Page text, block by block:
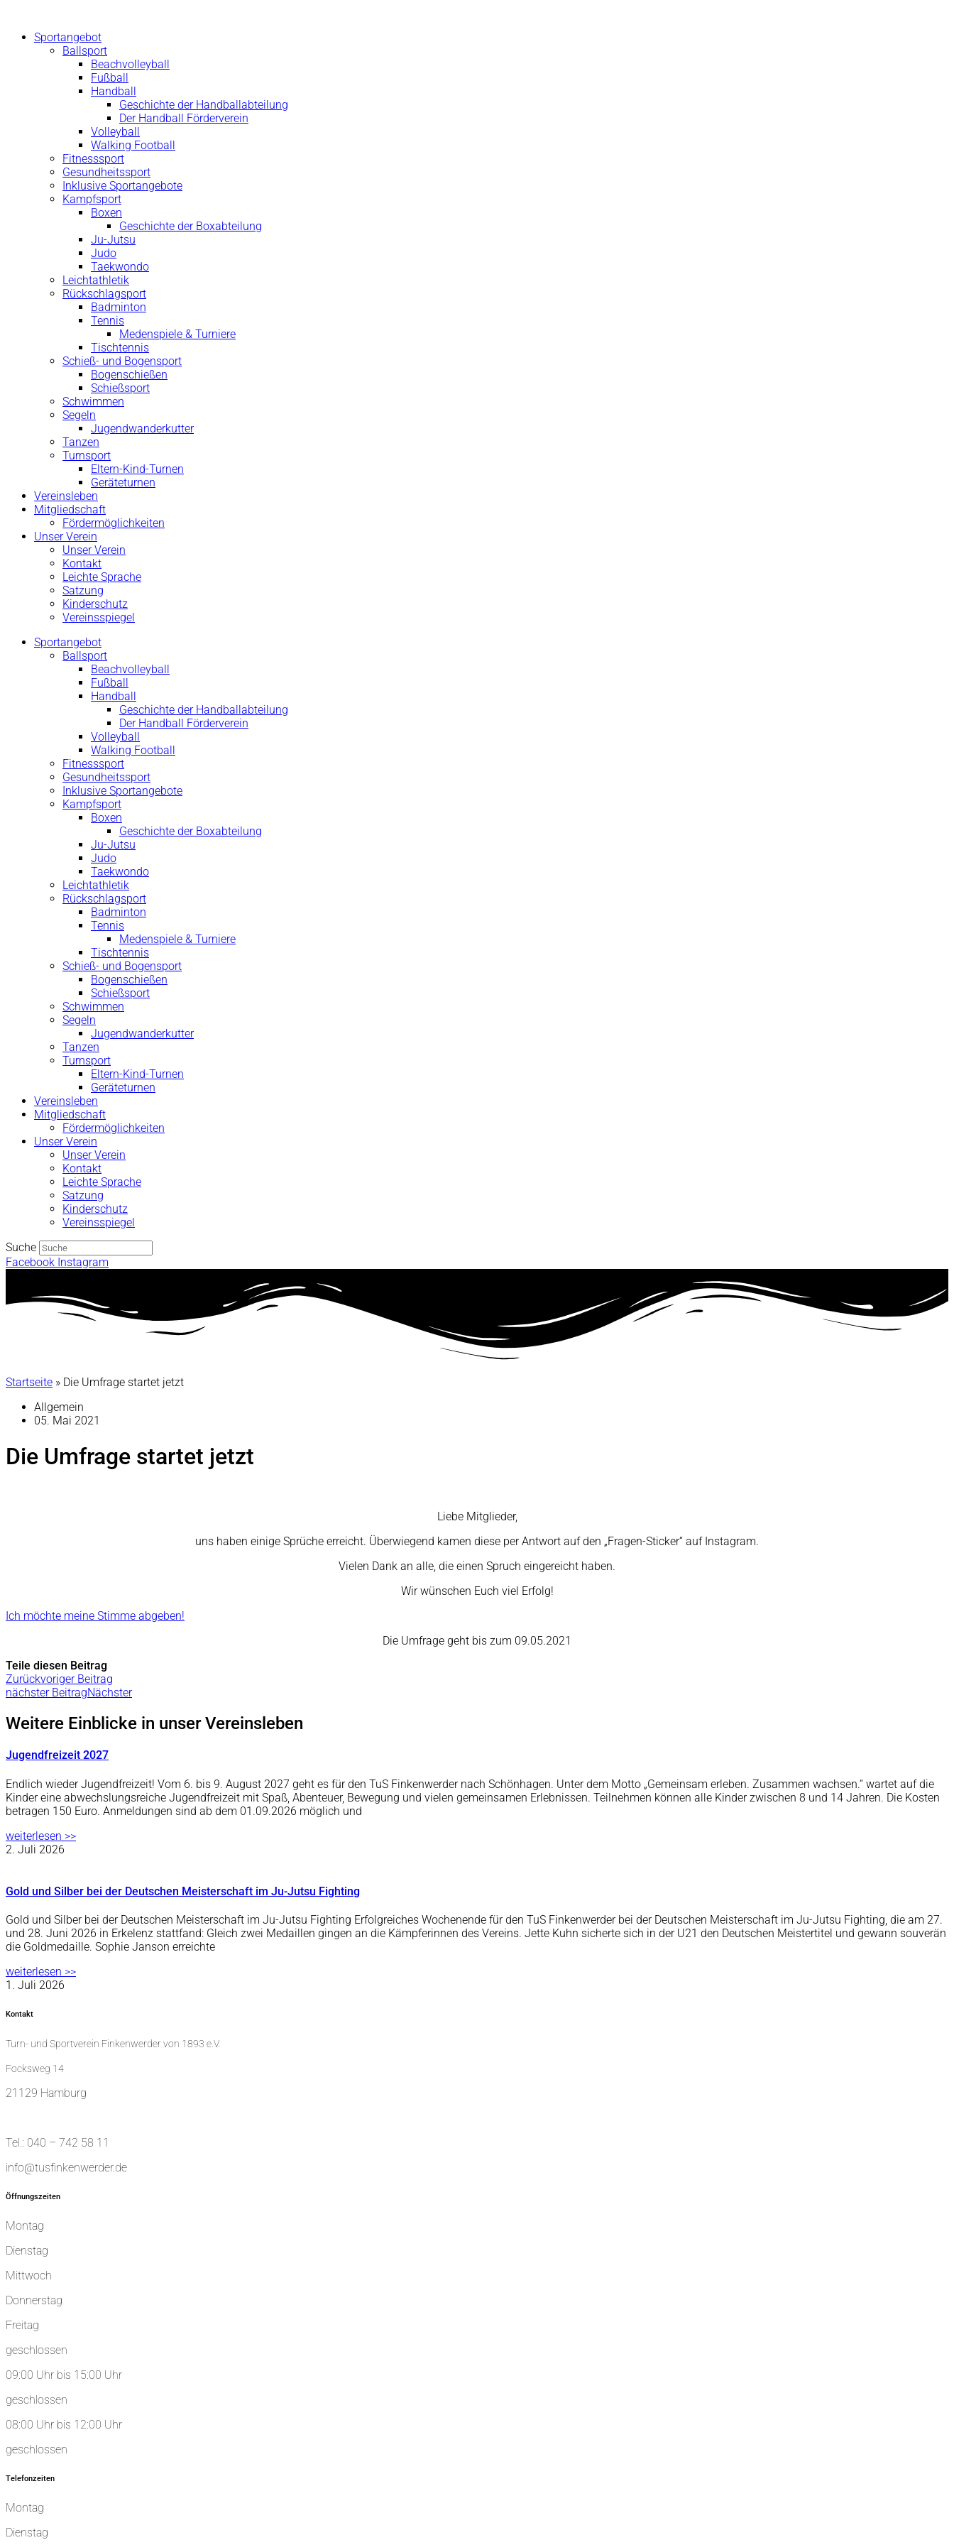
springenSportangebot
Ballsport
Beachvolleyball
Fußball
Handball
Geschichte der Handballabteilung
Der Handball Förderverein
Volleyball
Walking Football
Fitnesssport
Gesundheitssport
Inklusive Sportangebote
Kampfsport
Boxen
Geschichte der Boxabteilung
Ju-Jutsu
Judo
Taekwondo
Leichtathletik
Rückschlagsport
Badminton
Tennis
Medenspiele & Turniere
Tischtennis
Schieß- und Bogensport
Bogenschießen
Schießsport
Schwimmen
Segeln
Jugendwanderkutter
Tanzen
Turnsport
Eltern-Kind-Turnen
Geräteturnen
Vereinsleben
Mitgliedschaft
Fördermöglichkeiten
Unser Verein
Unser Verein
Kontakt
Leichte Sprache
Satzung
Kinderschutz
Vereinsspiegel
Sportangebot
Ballsport
Beachvolleyball
Fußball
Handball
Geschichte der Handballabteilung
Der Handball Förderverein
Volleyball
Walking Football
Fitnesssport
Gesundheitssport
Inklusive Sportangebote
Kampfsport
Boxen
Geschichte der Boxabteilung
Ju-Jutsu
Judo
Taekwondo
Leichtathletik
Rückschlagsport
Badminton
Tennis
Medenspiele & Turniere
Tischtennis
Schieß- und Bogensport
Bogenschießen
Schießsport
Schwimmen
Segeln
Jugendwanderkutter
Tanzen
Turnsport
Eltern-Kind-Turnen
Geräteturnen
Vereinsleben
Mitgliedschaft
Fördermöglichkeiten
Unser Verein
Unser Verein
Kontakt
Leichte Sprache
Satzung
Kinderschutz
Vereinsspiegel
Suche
Facebook Instagram
Startseite » Die Umfrage startet jetzt
Allgemein
05. Mai 2021
Die Umfrage startet jetzt
Liebe Mitglieder,
uns haben einige Sprüche erreicht. Überwiegend kamen diese per Antwort auf den „Fragen-Sticker“ auf Instagram.
Vielen Dank an alle, die einen Spruch eingereicht haben.
Wir wünschen Euch viel Erfolg!
Ich möchte meine Stimme abgeben!
Die Umfrage geht bis zum 09.05.2021
Teile diesen Beitrag
Zurückvoriger Beitrag
nächster BeitragNächster
Weitere Einblicke in unser Vereinsleben
Jugendfreizeit 2027
Endlich wieder Jugendfreizeit! Vom 6. bis 9. August 2027 geht es für den TuS Finkenwerder nach Schönhagen. Unter dem Motto „Gemeinsam erleben. Zusammen wachsen.“ wartet auf die
Kinder eine abwechslungsreiche Jugendfreizeit mit Spaß, Abenteuer, Bewegung und vielen gemeinsamen Erlebnissen. Teilnehmen können alle Kinder zwischen 8 und 14 Jahren. Die Kosten
betragen 150 Euro. Anmeldungen sind ab dem 01.09.2026 möglich und
weiterlesen >>
2. Juli 2026
Gold und Silber bei der Deutschen Meisterschaft im Ju-Jutsu Fighting
Gold und Silber bei der Deutschen Meisterschaft im Ju-Jutsu Fighting Erfolgreiches Wochenende für den TuS Finkenwerder bei der Deutschen Meisterschaft im Ju-Jutsu Fighting, die am 27.
und 28. Juni 2026 in Erkelenz stattfand: Gleich zwei Medaillen gingen an die Kämpferinnen des Vereins. Jette Kuhn sicherte sich in der U21 den Deutschen Meistertitel und gewann souverän
die Goldmedaille. Sophie Janson erreichte
weiterlesen >>
1. Juli 2026
Kontakt
Turn- und Sportverein Finkenwerder von 1893 e.V.
Focksweg 14
21129 Hamburg
Tel.: 040 – 742 58 11
info@tusfinkenwerder.de
Öffnungszeiten
Montag
Dienstag
Mittwoch
Donnerstag
Freitag
geschlossen
09:00 Uhr bis 15:00 Uhr
geschlossen
08:00 Uhr bis 12:00 Uhr
geschlossen
Telefonzeiten
Montag
Dienstag